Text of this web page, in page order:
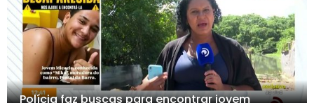
Polícia faz buscas para encontrar jovem